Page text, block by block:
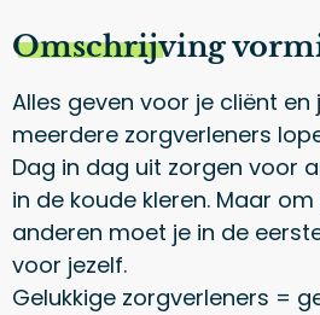
Omschrijving
Alles geven voor je cliënt en
meerdere zorgverleners
Dag in dag uit zorgen voor
in de koude kleren. Maar
anderen moet je in de
voor jezelf.
Gelukkige zorgverleners =